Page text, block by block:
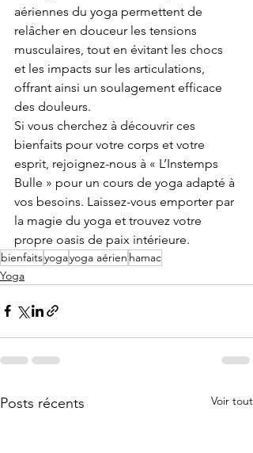
aériennes du yoga permettent de
relâcher en douceur les tensions
musculaires, tout en évitant les chocs
et les impacts sur les articulations,
offrant ainsi un soulagement efficace
des douleurs.
Si vous cherchez à découvrir ces
bienfaits pour votre corps et votre
esprit, rejoignez-nous à « L’Instemps
Bulle » pour un cours de yoga adapté à
vos besoins. Laissez-vous emporter par
la magie du yoga et trouvez votre
propre oasis de paix intérieure.
bienfaitsyogayoga aérien hamac
Yoga
Posts récents Voir tout